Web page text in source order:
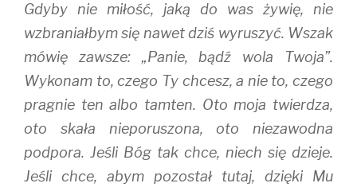
Gdyby nie miłość, jaką do was żywię, nie
wzbraniałbym się nawet dziś wyruszyć. Wszak
mówię zawsze: „Panie, bądź wola Twoja”.
Wykonam to, czego Ty chcesz, a nie to, czego
pragnie ten albo tamten. Oto moja twierdza,
oto skała nieporuszona, oto niezawodna
podpora. Jeśli Bóg tak chce, niech się dzieje.
Jeśli chce, abym pozostał tutaj, dzięki Mu